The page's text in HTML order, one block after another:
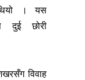
थियो । यस
दुई छोरी
विवाह